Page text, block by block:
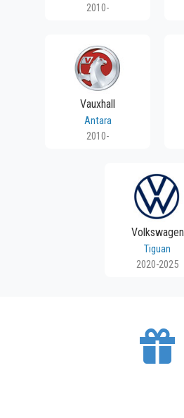
2010-
Vauxhall
Antara
2010-
Volkswagen
Tiguan
2020-2025